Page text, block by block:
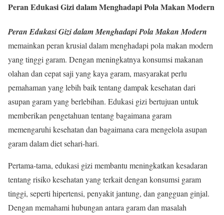
Peran Edukasi Gizi dalam Menghadapi Pola Makan Modern
Peran Edukasi Gizi dalam Menghadapi Pola Makan Modern
memainkan peran krusial dalam menghadapi pola makan modern
yang tinggi garam. Dengan meningkatnya konsumsi makanan
olahan dan cepat saji yang kaya garam, masyarakat perlu
pemahaman yang lebih baik tentang dampak kesehatan dari
asupan garam yang berlebihan. Edukasi gizi bertujuan untuk
memberikan pengetahuan tentang bagaimana garam
memengaruhi kesehatan dan bagaimana cara mengelola asupan
garam dalam diet sehari-hari.
Pertama-tama, edukasi gizi membantu meningkatkan kesadaran
tentang risiko kesehatan yang terkait dengan konsumsi garam
tinggi, seperti hipertensi, penyakit jantung, dan gangguan ginjal.
Dengan memahami hubungan antara garam dan masalah